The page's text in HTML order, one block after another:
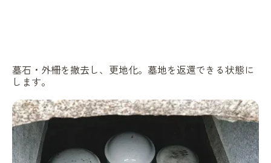
墓石・外柵を撤去し、更地化。墓地を返還できる状態に
します。